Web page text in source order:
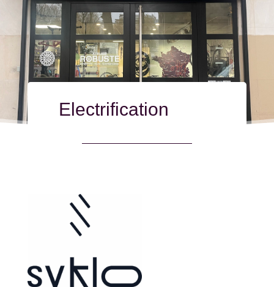
Electrification